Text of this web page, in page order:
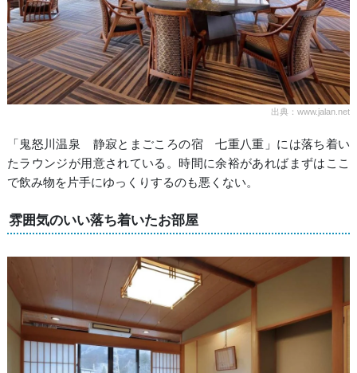
出典：www.jalan.net
「鬼怒川温泉 静寂とまごころの宿 七重八重」には落ち着い
たラウンジが用意されている。時間に余裕があればまずはここ
で飲み物を片手にゆっくりするのも悪くない。
雰囲気のいい落ち着いたお部屋